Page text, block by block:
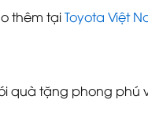
thêm tạiToyota Việt
quà tặng phong phú